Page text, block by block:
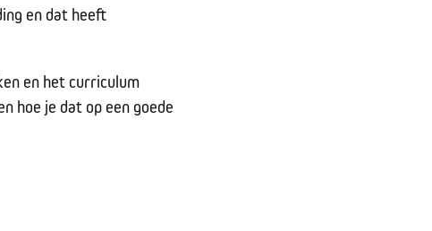
en dat heeft
en het curriculum
hoe je dat op een goede